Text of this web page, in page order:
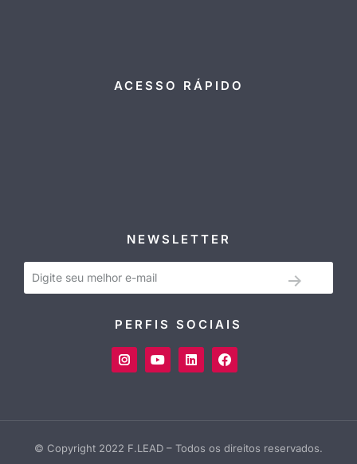
ACESSO RÁPIDO
NEWSLETTER
PERFIS SOCIAIS
© Copyright 2022 F.LEAD – Todos os direitos reservados.